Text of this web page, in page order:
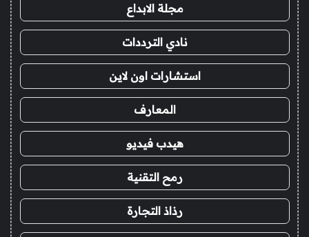
مجلة الابداع
نادي الترددات
استشارات اون لاين
المعارف
هيدب فيديو
رمح التقنية
رذاذ التجارة